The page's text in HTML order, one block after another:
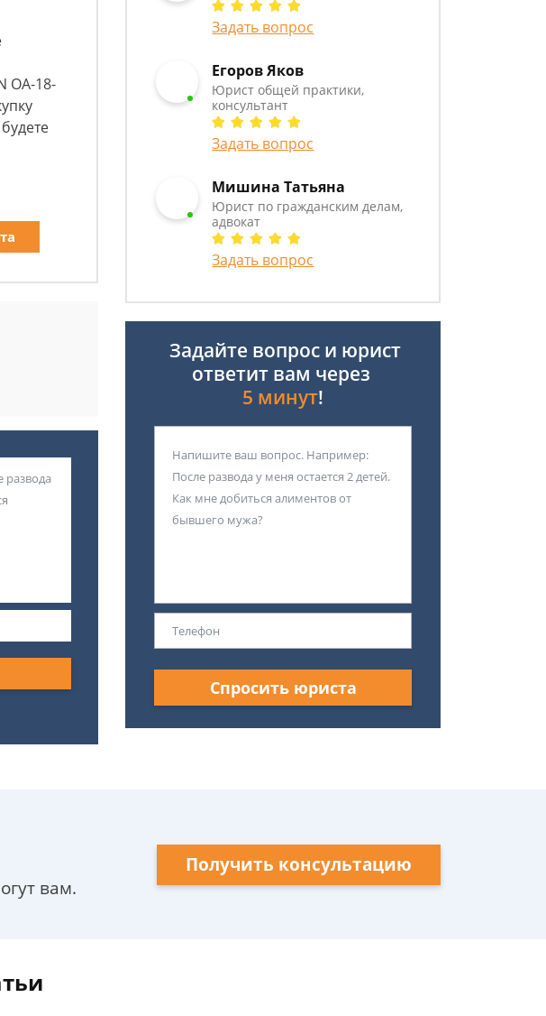
ОА-18-
Задать вопрос
Егоров Яков
Юрист общей практики,
консультант
Задать вопрос
Мишина Татьяна
Юрист по гражданским делам,
адвокат
Задать вопрос
Задайте вопрос и юрист
ответит вам через
5 минут!
Спросить юриста
вам.
Получить консультацию